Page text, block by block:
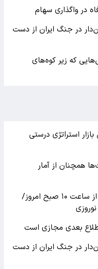
در واگذاری سهام
سرنشین‌دار در جنگ ایران از دست
که زیر کوه‌های
استراتژی درستی
همچنان از آمار
اعمال محدودیت تردد در چالوس از ساعت ۱۰ صبح امروز/
بعدی مجازی است
سرنشین‌دار در جنگ ایران از دست